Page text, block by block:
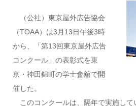
（公社）東京屋外広告協会
（TOAA）は3月13日午後3時
から、「第13回東京屋外広告
コンクール」の表彰式を東
京・神田錦町の学士會舘で開
催した。
このコンクールは、隔年で実施して